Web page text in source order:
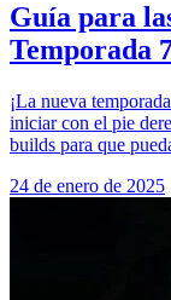
Guía para
Temporada
¡La nueva
iniciar con el pie
builds para que
24 de enero de 2025